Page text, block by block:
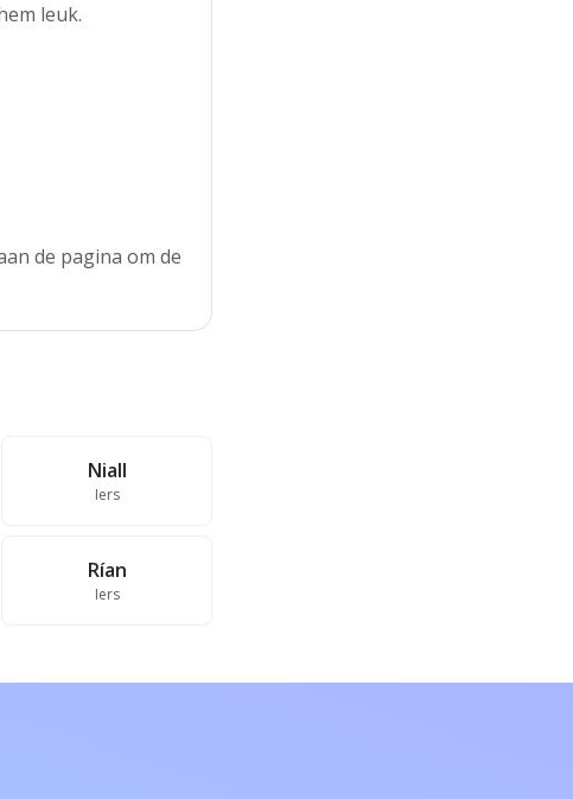
leuk.
de pagina om de
Niall
Iers
Rían
Iers